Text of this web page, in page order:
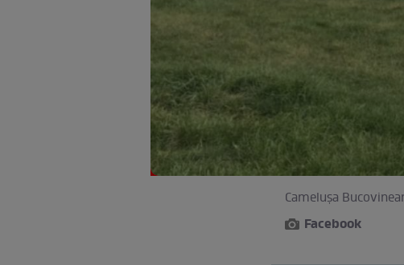
Camelușa
Facebook